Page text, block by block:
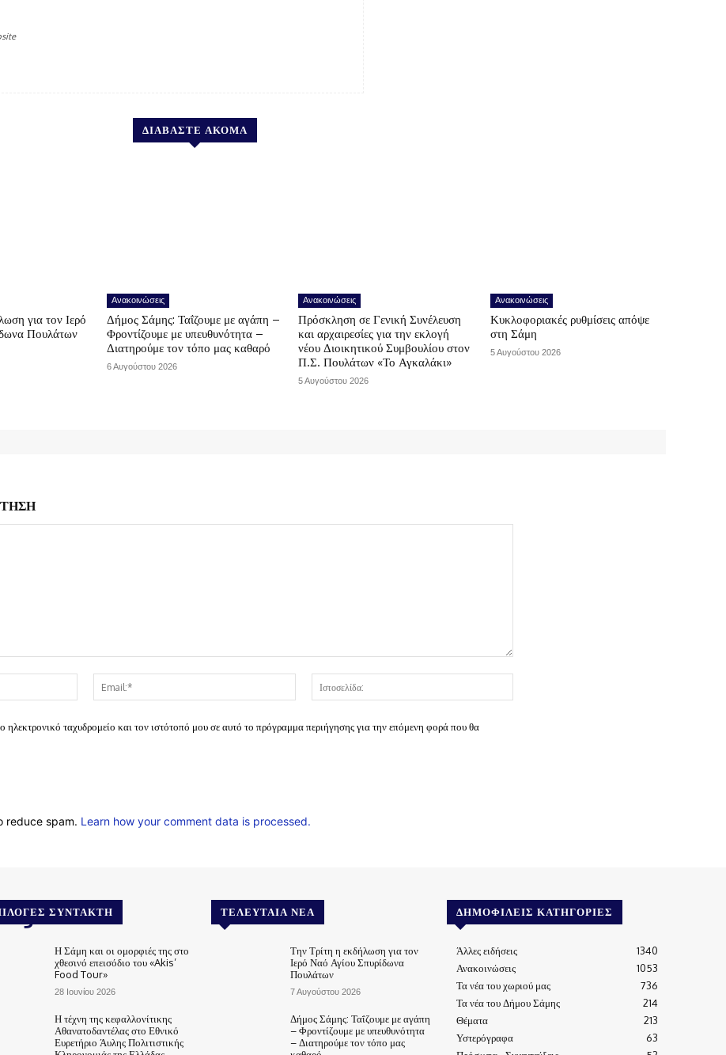
ΔΙΑΒΑΣΤΕ ΑΚΟΜΑ
για τον Ιερό
Πουλάτων
Ανακοινώσεις
Δήμος Σάμης: Ταΐζουμε με αγάπη –
Φροντίζουμε με υπευθυνότητα –
Διατηρούμε τον τόπο μας καθαρό
6 Αυγούστου 2026
Ανακοινώσεις
Πρόσκληση σε Γενική Συνέλευση
και αρχαιρεσίες για την εκλογή
νέου Διοικητικού Συμβουλίου στον
Π.Σ. Πουλάτων «Το Αγκαλάκι»
5 Αυγούστου 2026
Ανακοινώσεις
Κυκλοφοριακές ρυθμίσεις απόψε
στη Σάμη
5 Αυγούστου 2026
Όνομα:*
Email:*
ηλεκτρονικό ταχυδρομείο και τον ιστότοπό μου σε αυτό το πρόγραμμα περιήγησης για την επόμενη φορά που θα
reduce spam. Learn how your comment data is processed.
ΣΥΝΤΆΚΤΗ
Η Σάμη και οι ομορφιές της στο
χθεσινό επεισόδιο του «Akis’
Food Tour»
28 Ιουνίου 2026
Η τέχνη της κεφαλλονίτικης
Αθανατοδαντέλας στο Εθνικό
Ευρετήριο Άυλης Πολιτιστικής
ΤΕΛΕΥΤΑΊΑ ΝΈΑ
Την Τρίτη η εκδήλωση για τον
Ιερό Ναό Αγίου Σπυρίδωνα
Πουλάτων
7 Αυγούστου 2026
Δήμος Σάμης: Ταΐζουμε με αγάπη
– Φροντίζουμε με υπευθυνότητα
– Διατηρούμε τον τόπο μας
ΔΗΜΟΦΙΛΕΊΣ ΚΑΤΗΓΟΡΊΕΣ
Άλλες ειδήσεις
1340
Ανακοινώσεις
1053
Τα νέα του χωριού μας
736
Τα νέα του Δήμου Σάμης
214
Θέματα
213
Υστερόγραφα
63